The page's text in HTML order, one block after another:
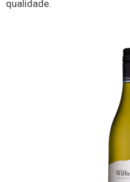
qualidade.